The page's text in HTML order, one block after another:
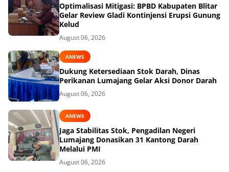
Optimalisasi Mitigasi: BPBD Kabupaten Blitar
Gelar Review Gladi Kontinjensi Erupsi Gunung
Kelud
August 06, 2026
ANEWS
Dukung Ketersediaan Stok Darah, Dinas
Perikanan Lumajang Gelar Aksi Donor Darah
August 06, 2026
ANEWS
Jaga Stabilitas Stok, Pengadilan Negeri
Lumajang Donasikan 31 Kantong Darah
Melalui PMI
August 06, 2026